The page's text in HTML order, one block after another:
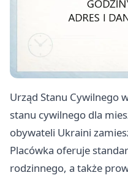
Urząd Stanu Cywilnego
stanu cywilnego dla
obywateli Ukraini
Placówka oferuje
rodzinnego, a także